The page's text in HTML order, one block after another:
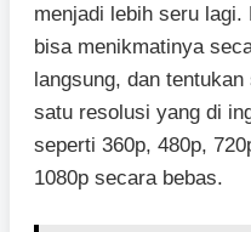
menjadi lebih seru lagi.
bisa menikmatinya
langsung, dan tentukan
satu resolusi yang di
seperti 360p, 480p,
1080p secara bebas.